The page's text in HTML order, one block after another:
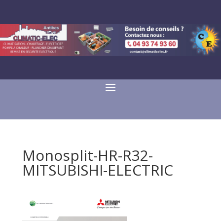
Monosplit-HR-R32-
MITSUBISHI-ELECTRIC